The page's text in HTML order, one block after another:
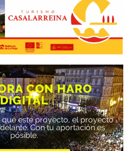
CON HARO
DIGITAL
este proyecto, el proyecto
Con tu aportación es
posible.